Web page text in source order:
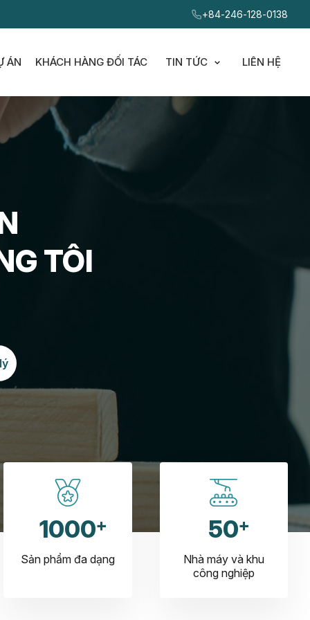
+84-246-128-0138
for Sản phẩm và dịch vụ
ÁN KHÁCH HÀNG ĐỐI TÁC TIN TỨC Show submenu
LIÊN HỆ
TÔI
1000
Sản phẩm đa dạng
50
Nhà máy và khu
công nghiệp